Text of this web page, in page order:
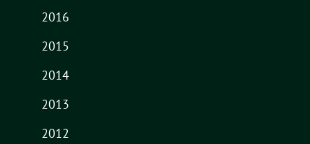
2016
2015
2014
2013
2012